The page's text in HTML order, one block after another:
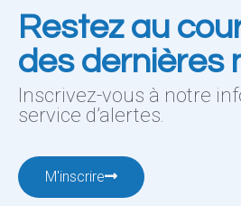
Restez au
des dernières
Inscrivez-vous à notre
service d’alertes.
M'inscrire